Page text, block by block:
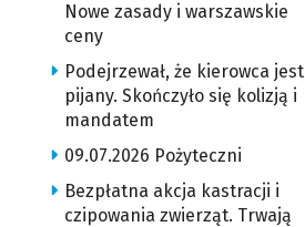
Nowe zasady i warszawskie
ceny
Podejrzewał, że kierowca jest
pijany. Skończyło się kolizją i
mandatem
09.07.2026 Pożyteczni
Bezpłatna akcja kastracji i
czipowania zwierząt. Trwają